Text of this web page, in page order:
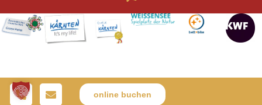
online buchen